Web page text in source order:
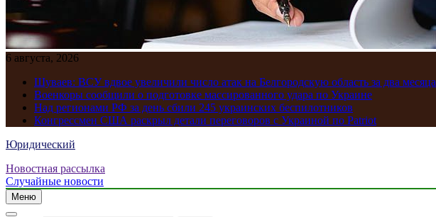
6 августа, 2026
Шуваев: ВСУ вдвое увеличили число атак на Белгородскую область за два месяца
Военкоры сообщили о подготовке массированного удара по Украине
Над регионами РФ за день сбили 245 украинских беспилотников
Конгрессмен США раскрыл детали переговоров с Украиной по Patriot
Юридический
Новостная рассылка
Случайные новости
Меню